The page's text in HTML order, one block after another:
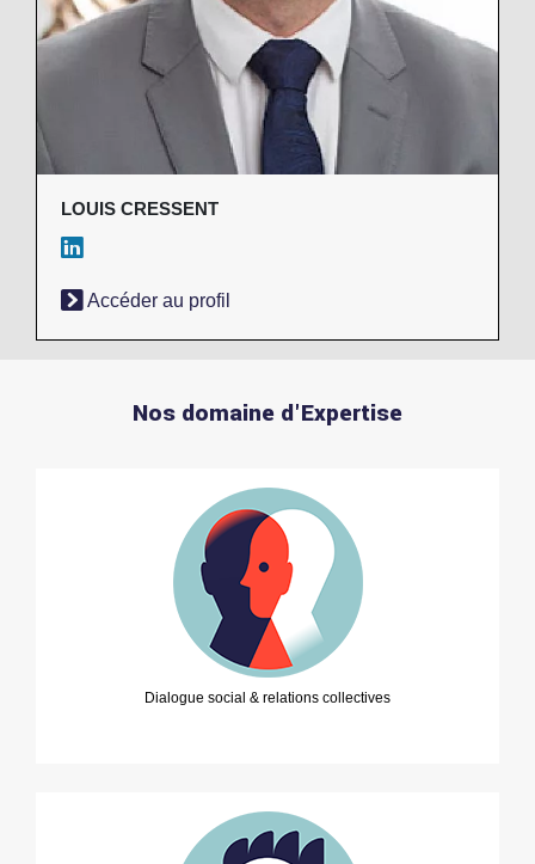
LOUIS CRESSENT
Accéder au profil
Nos domaine d'Expertise
Dialogue social & relations collectives